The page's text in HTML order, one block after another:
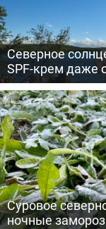
Северное
SPF-крем даже
Суровое
ночные